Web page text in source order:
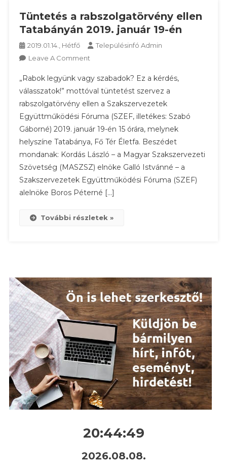
Tüntetés a rabszolgatörvény ellen
Tatabányán 2019. január 19-én
2019.01.14., Hétfő
Településinfó Admin
Leave A CommentOn
A
Rabszolgatörvény
Ellen
Tatabányán
2019.
Január
19-
Én
„Rabok legyünk vagy szabadok? Ez a kérdés,
válasszatok!” mottóval tüntetést szervez a
rabszolgatörvény ellen a Szakszervezetek
Együttműködési Fóruma (SZEF, illetékes: Szabó
Gáborné) 2019. január 19-én 15 órára, melynek
helyszíne Tatabánya, Fő Tér Életfa. Beszédet
mondanak: Kordás László – a Magyar Szakszervezeti
Szövetség (MASZSZ) elnöke Galló Istvánné – a
Szakszervezetek Együttműködési Fóruma (SZEF)
alelnöke Boros Péterné […]
További részletek »
20:44:50
2026.08.08.